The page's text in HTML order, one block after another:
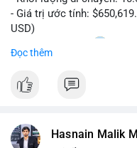
- Giá trị ước tính:
USD)
- Thời gian: 11:20
Nhận định phân tích hành
Giao dịch 10 BTC trị giá
lớn. Mức khối lượng này
Đọc thêm
Hasnain Malik